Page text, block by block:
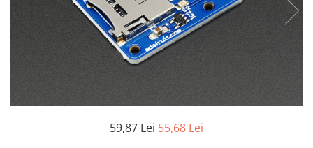
RS-232
RS-485
RTC
Telecomenzi
Motor 25D
Motor 37D
Motoreductor plastic
Stepper
Sub-Micro
Tamiya
Micro:bit
Nvidia
Olinuxino
Photon
Platforme de dezvoltare
Radar
Sonar
Sunet
Tensiune
59,87 Lei 55,68 Lei